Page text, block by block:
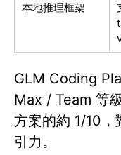
本地推理框架
GLM Coding
Max / Team 等
方案的約 1/10，
引力。